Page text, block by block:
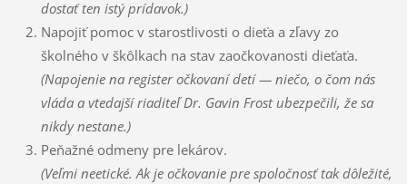
dostať ten istý prídavok.)
Napojiť pomoc v starostlivosti o dieťa a zľavy zo
školného v škôlkach na stav zaočkovanosti dieťaťa.
(Napojenie na register očkovaní detí — niečo, o čom nás
vláda a vtedajší riaditeľ Dr. Gavin Frost ubezpečili, že sa
nikdy nestane.)
Peňažné odmeny pre lekárov.
(Veľmi neetické. Ak je očkovanie pre spoločnosť tak dôležité,